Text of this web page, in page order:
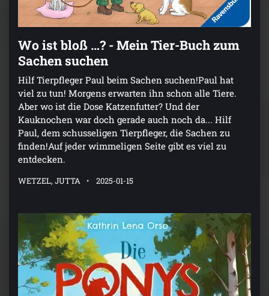
Wo ist bloß …? - Mein Tier-Buch zum
Sachen suchen
Hilf Tierpfleger Paul beim Sachen suchen!Paul hat
viel zu tun! Morgens erwarten ihn schon alle Tiere.
Aber wo ist die Dose Katzenfutter? Und der
Kauknochen war doch gerade auch noch da... Hilf
Paul, dem schusseligen Tierpfleger, die Sachen zu
finden!Auf jeder wimmeligen Seite gibt es viel zu
entdecken.
WETZEL, JUTTA 2025-01-15